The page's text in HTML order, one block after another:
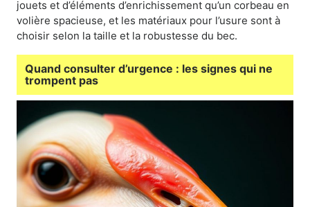
jouets et d’éléments d’enrichissement qu’un corbeau en
volière spacieuse, et les matériaux pour l’usure sont à
choisir selon la taille et la robustesse du bec.
Quand consulter d’urgence : les signes qui ne
trompent pas